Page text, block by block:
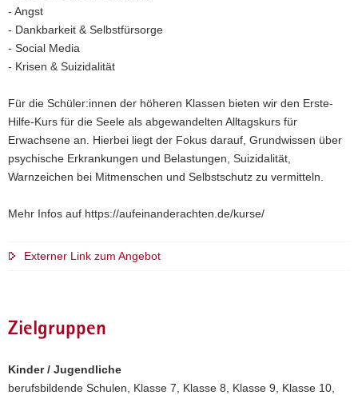
- Angst
- Dankbarkeit & Selbstfürsorge
- Social Media
- Krisen & Suizidalität
Für die Schüler:innen der höheren Klassen bieten wir den Erste-
Hilfe-Kurs für die Seele als abgewandelten Alltagskurs für
Erwachsene an. Hierbei liegt der Fokus darauf, Grundwissen über
psychische Erkrankungen und Belastungen, Suizidalität,
Warnzeichen bei Mitmenschen und Selbstschutz zu vermitteln.
Mehr Infos auf https://aufeinanderachten.de/kurse/
Externer Link zum Angebot
Zielgruppen
Kinder / Jugendliche
berufsbildende Schulen, Klasse 7, Klasse 8, Klasse 9, Klasse 10,